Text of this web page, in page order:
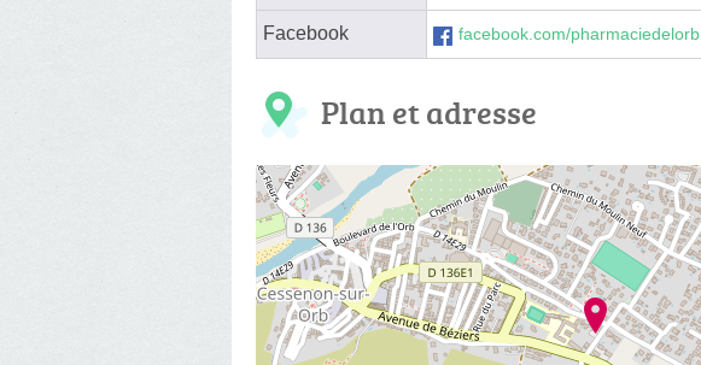
Facebook facebook.com/pharmaciedelorb
Plan et adresse